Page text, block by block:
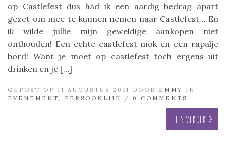
op Castlefest dus had ik een aardig bedrag apart
gezet om mee te kunnen nemen naar Castlefest… En
ik wilde jullie mijn geweldige aankopen niet
onthouden! Een echte castlefest mok en een rapalje
bord! Want je moet op castlefest toch ergens uit
drinken en je […]
GEPOST OP 11 AUGUSTUS 2011 DOOR EMMY
IN
EVENEMENT, PERSOONLIJK / 0 COMMENTS
Lees verder »